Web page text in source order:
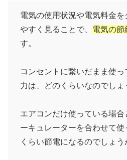
電気の使用状況や電気料金を
やすく見ることで、 電気の節
す。
コンセントに繋いだまま使
力は、どのくらいなのでしょ
エアコンだけ使っている場
ーキュレーターを合わせて
くらい節電になるのでしょう